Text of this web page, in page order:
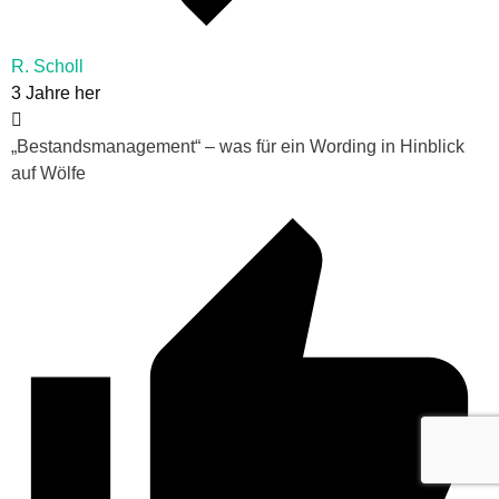
R. Scholl
3 Jahre her
„Bestandsmanagement“ – was für ein Wording in Hinblick
auf Wölfe